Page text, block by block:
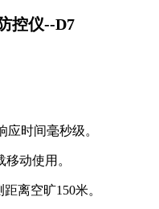
控仪--D7
时间毫秒级。
动使用。
离空旷150米。